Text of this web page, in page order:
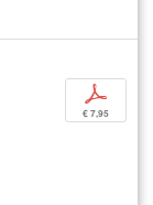
p
€ 7,95